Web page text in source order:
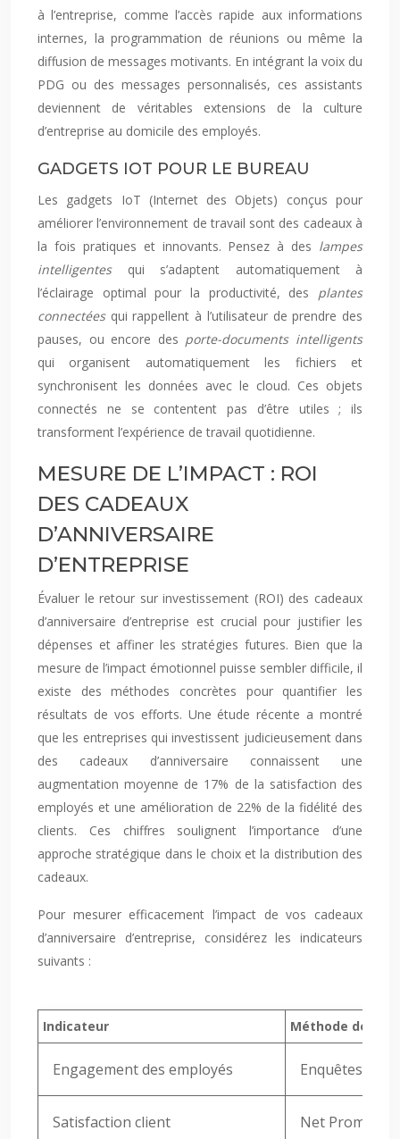
à l’entreprise, comme l’accès rapide aux informations
internes, la programmation de réunions ou même la
diffusion de messages motivants. En intégrant la voix du
PDG ou des messages personnalisés, ces assistants
deviennent de véritables extensions de la culture
d’entreprise au domicile des employés.
GADGETS IOT POUR LE BUREAU
Les gadgets IoT (Internet des Objets) conçus pour
améliorer l’environnement de travail sont des cadeaux à
la fois pratiques et innovants. Pensez à des lampes
intelligentes qui s’adaptent automatiquement à
l’éclairage optimal pour la productivité, des plantes
connectées qui rappellent à l’utilisateur de prendre des
pauses, ou encore des porte-documents intelligents
qui organisent automatiquement les fichiers et
synchronisent les données avec le cloud. Ces objets
connectés ne se contentent pas d’être utiles ; ils
transforment l’expérience de travail quotidienne.
MESURE DE L’IMPACT : ROI
DES CADEAUX
D’ANNIVERSAIRE
D’ENTREPRISE
Évaluer le retour sur investissement (ROI) des cadeaux
d’anniversaire d’entreprise est crucial pour justifier les
dépenses et affiner les stratégies futures. Bien que la
mesure de l’impact émotionnel puisse sembler difficile, il
existe des méthodes concrètes pour quantifier les
résultats de vos efforts. Une étude récente a montré
que les entreprises qui investissent judicieusement dans
des cadeaux d’anniversaire connaissent une
augmentation moyenne de 17% de la satisfaction des
employés et une amélioration de 22% de la fidélité des
clients. Ces chiffres soulignent l’importance d’une
approche stratégique dans le choix et la distribution des
cadeaux.
Pour mesurer efficacement l’impact de vos cadeaux
d’anniversaire d’entreprise, considérez les indicateurs
suivants :
Indicateur Méthode de
Engagement des employés Enquêtes de
Satisfaction client Net Promoter